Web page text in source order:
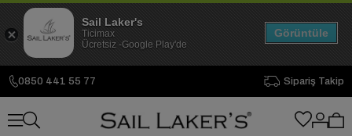
0850 441 55 77 Sipariş Takip
Sail Laker's
Ticimax
Ücretsiz -Google Play'de
Görüntüle